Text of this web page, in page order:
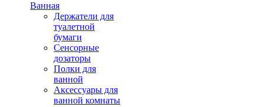
Ванная
Держатели для
туалетной
бумаги
Сенсорные
дозаторы
Полки для
ванной
Аксессуары для
ванной комнаты